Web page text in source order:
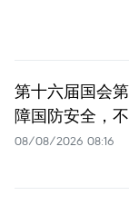
第十六届国会
障国防安全，
08/08/2026 08:16